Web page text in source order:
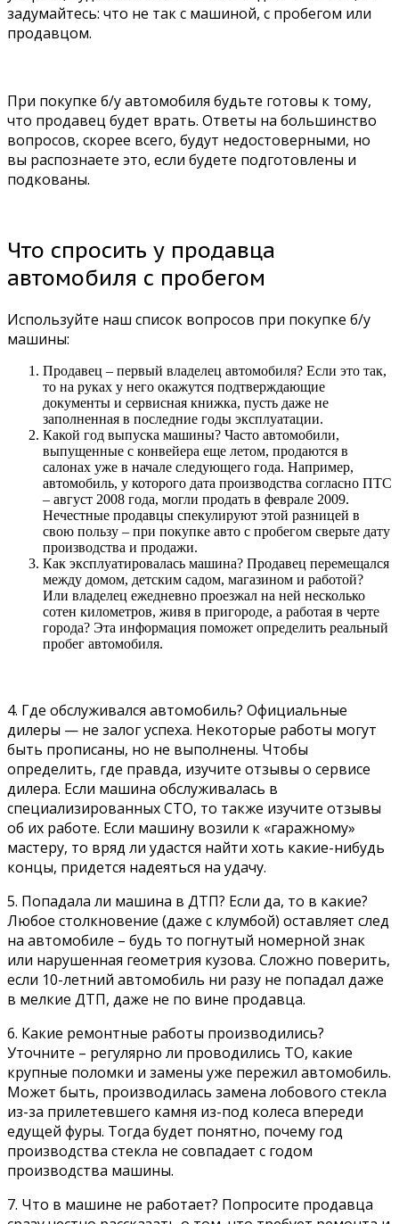
задумайтесь: что не так с машиной, с пробегом или
продавцом.
При покупке б/у автомобиля будьте готовы к тому,
что продавец будет врать. Ответы на большинство
вопросов, скорее всего, будут недостоверными, но
вы распознаете это, если будете подготовлены и
подкованы.
Что спросить у продавца
автомобиля с пробегом
Используйте наш список вопросов при покупке б/у
машины:
Продавец – первый владелец автомобиля? Если это так,
то на руках у него окажутся подтверждающие
документы и сервисная книжка, пусть даже не
заполненная в последние годы эксплуатации.
Какой год выпуска машины? Часто автомобили,
выпущенные с конвейера еще летом, продаются в
салонах уже в начале следующего года. Например,
автомобиль, у которого дата производства согласно ПТС
– август 2008 года, могли продать в феврале 2009.
Нечестные продавцы спекулируют этой разницей в
свою пользу – при покупке авто с пробегом сверьте дату
производства и продажи.
Как эксплуатировалась машина? Продавец перемещался
между домом, детским садом, магазином и работой?
Или владелец ежедневно проезжал на ней несколько
сотен километров, живя в пригороде, а работая в черте
города? Эта информация поможет определить реальный
пробег автомобиля.
4. Где обслуживался автомобиль? Официальные
дилеры — не залог успеха. Некоторые работы могут
быть прописаны, но не выполнены. Чтобы
определить, где правда, изучите отзывы о сервисе
дилера. Если машина обслуживалась в
специализированных СТО, то также изучите отзывы
об их работе. Если машину возили к «гаражному»
мастеру, то вряд ли удастся найти хоть какие-нибудь
концы, придется надеяться на удачу.
5. Попадала ли машина в ДТП? Если да, то в какие?
Любое столкновение (даже с клумбой) оставляет след
на автомобиле – будь то погнутый номерной знак
или нарушенная геометрия кузова. Сложно поверить,
если 10-летний автомобиль ни разу не попадал даже
в мелкие ДТП, даже не по вине продавца.
6. Какие ремонтные работы производились?
Уточните – регулярно ли проводились ТО, какие
крупные поломки и замены уже пережил автомобиль.
Может быть, производилась замена лобового стекла
из-за прилетевшего камня из-под колеса впереди
едущей фуры. Тогда будет понятно, почему год
производства стекла не совпадает с годом
производства машины.
7. Что в машине не работает? Попросите продавца